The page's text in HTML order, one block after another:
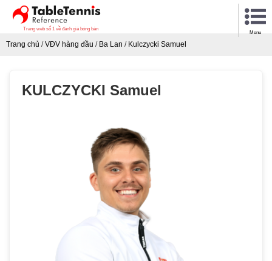
Trang web số 1 về đánh giá bóng bàn
Menu
Trang chủ /VĐV hàng đầu / Ba Lan / Kulczycki Samuel
KULCZYCKI Samuel